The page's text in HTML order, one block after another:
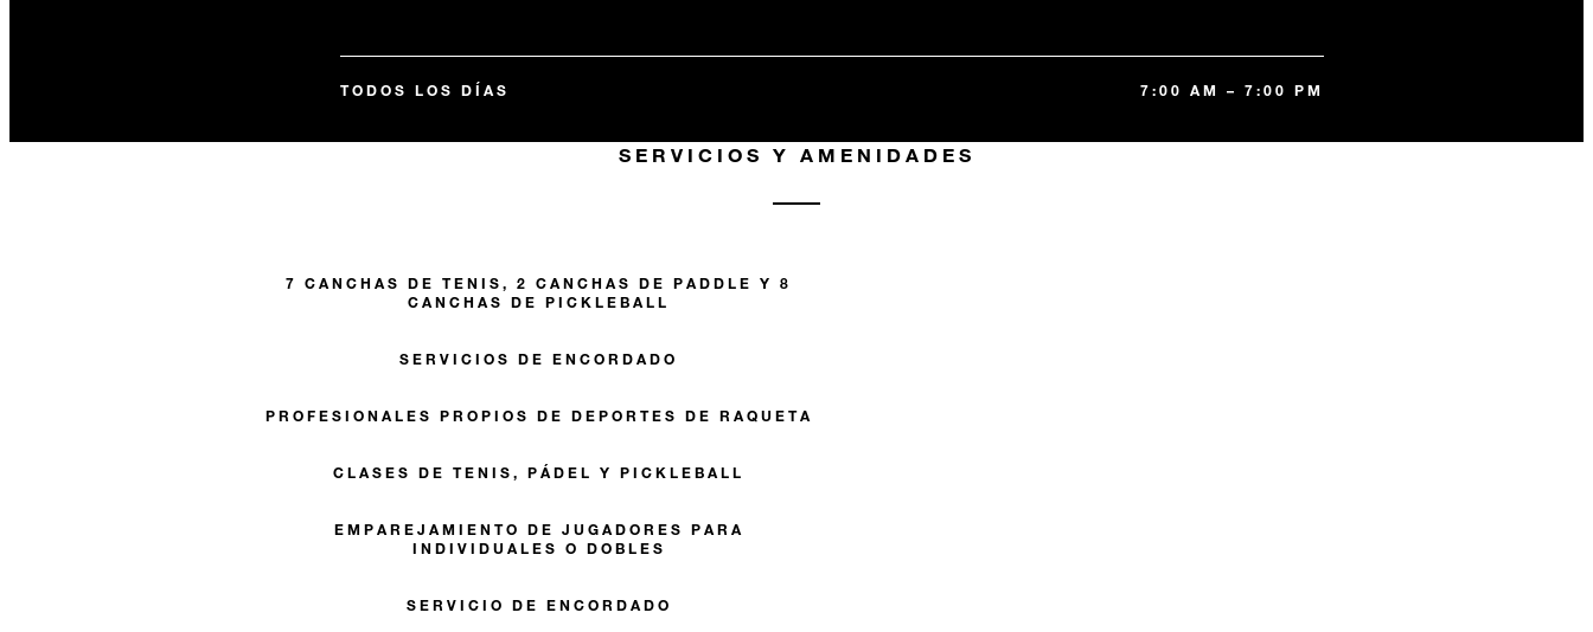
TODOS LOS DÍAS 7:00 AM – 7:00 PM
SERVICIOS Y AMENIDADES
7 CANCHAS DE TENIS, 2 CANCHAS DE PADDLE Y 8
CANCHAS DE PICKLEBALL
SERVICIOS DE ENCORDADO
PROFESIONALES PROPIOS DE DEPORTES DE RAQUETA
CLASES DE TENIS, PÁDEL Y PICKLEBALL
EMPAREJAMIENTO DE JUGADORES PARA
INDIVIDUALES O DOBLES
SERVICIO DE ENCORDADO